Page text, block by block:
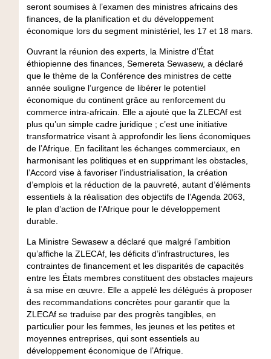
seront soumises à l’examen des ministres africains des
finances, de la planification et du développement
économique lors du segment ministériel, les 17 et 18 mars.
Ouvrant la réunion des experts, la Ministre d’État
éthiopienne des finances, Semereta Sewasew, a déclaré
que le thème de la Conférence des ministres de cette
année souligne l’urgence de libérer le potentiel
économique du continent grâce au renforcement du
commerce intra-africain. Elle a ajouté que la ZLECAf est
plus qu’un simple cadre juridique ; c’est une initiative
transformatrice visant à approfondir les liens économiques
de l’Afrique. En facilitant les échanges commerciaux, en
harmonisant les politiques et en supprimant les obstacles,
l’Accord vise à favoriser l’industrialisation, la création
d’emplois et la réduction de la pauvreté, autant d’éléments
essentiels à la réalisation des objectifs de l’Agenda 2063,
le plan d’action de l’Afrique pour le développement
durable.
La Ministre Sewasew a déclaré que malgré l’ambition
qu’affiche la ZLECAf, les déficits d’infrastructures, les
contraintes de financement et les disparités de capacités
entre les États membres constituent des obstacles majeurs
à sa mise en œuvre. Elle a appelé les délégués à proposer
des recommandations concrètes pour garantir que la
ZLECAf se traduise par des progrès tangibles, en
particulier pour les femmes, les jeunes et les petites et
moyennes entreprises, qui sont essentiels au
développement économique de l’Afrique.